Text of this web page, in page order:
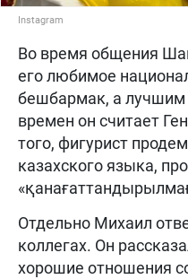
Instagram
Во время общения
его любимое
бешбармак, а лучшим
времен он считает
того, фигурист
казахского языка,
Отдельно Михаил
коллегах. Он
хорошие отношения